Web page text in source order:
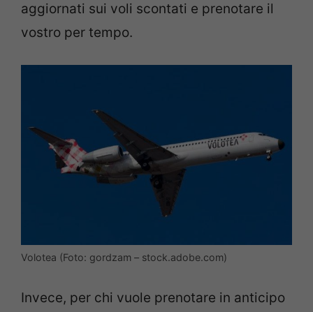
aggiornati sui voli scontati e prenotare il
vostro per tempo.
Volotea (Foto: gordzam – stock.adobe.com)
Invece, per chi vuole prenotare in anticipo